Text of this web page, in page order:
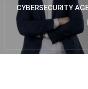
CYBERSECURITY